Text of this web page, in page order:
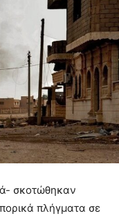
σκοτώθηκαν
πλήγματα σε